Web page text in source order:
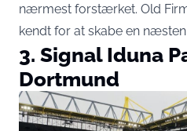
nærmest forstærket. Old
kendt for at skabe en
3. Signal Iduna
Dortmund